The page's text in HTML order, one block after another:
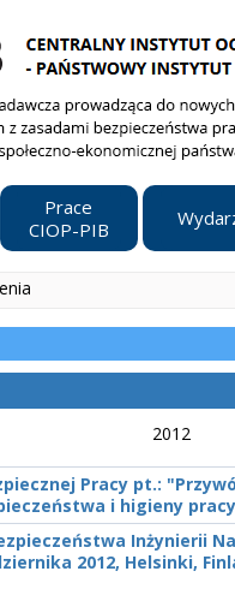
Prace
CIOP-PIB
2012
Pracy pt.:
i higieny
Inżynierii
2012, Helsinki,